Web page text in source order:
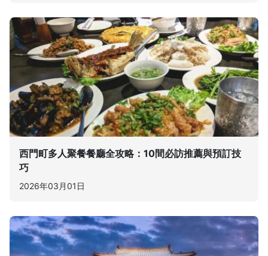
西門町多人聚餐餐廳全攻略：10間必訪推薦與預訂技
巧
2026年03月01日